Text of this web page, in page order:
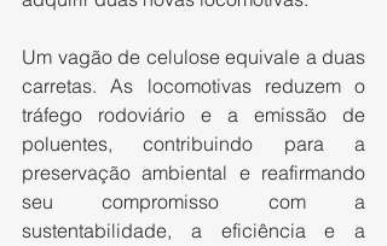
Um vagão de celulose equivale a duas
carretas. As locomotivas reduzem o
tráfego rodoviário e a emissão de
poluentes, contribuindo para a
preservação ambiental e reafirmando
seu compromisso com a
sustentabilidade, a eficiência e a